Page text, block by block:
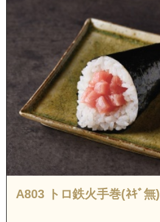
A803 トロ鉄火手巻(ﾈｷﾞ無)